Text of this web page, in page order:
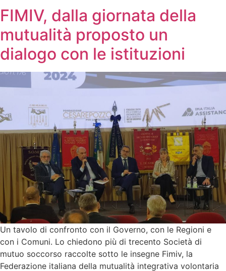
FIMIV, dalla giornata della
mutualità proposto un
dialogo con le istituzioni
Un tavolo di confronto con il Governo, con le Regioni e
con i Comuni. Lo chiedono più di trecento Società di
mutuo soccorso raccolte sotto le insegne Fimiv, la
Federazione italiana della mutualità integrativa volontaria